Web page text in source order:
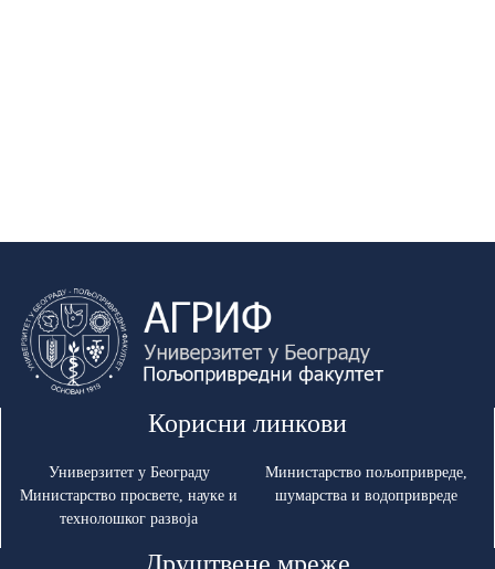
Корисни линкови
Универзитет у Београду
Министарство просвете, науке и
технолошког развоја
Министарство пољопривреде,
шумарства и водопривреде